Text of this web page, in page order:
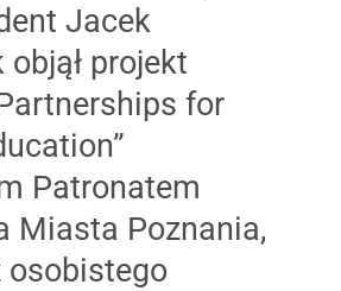
YouTube
LinkedIn
Jacek
projekt
for
Patronatem
Miasta Poznania,
osobistego